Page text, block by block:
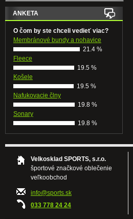
ANKETA
O čom by ste chceli vedieť viac?
Membránové bundy a nohavice
21.4 %
Fleece
19.5 %
Košele
19.5 %
Nafukovacie člny
19.8 %
Sonary
19.8 %
Velkosklad SPORTS, s.r.o.
športové značkové oblečenie
veľkoobchod
info@sports.sk
033 778 24 24